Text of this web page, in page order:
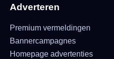
Adverteren
Premium vermeldingen
Bannercampagnes
Homepage advertenties